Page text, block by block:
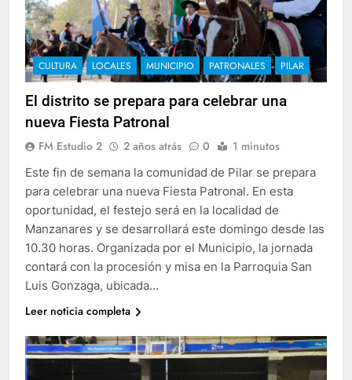
CULTURA LOCALES MUNICIPIO PATRONALES PILAR
El distrito se prepara para celebrar una
nueva Fiesta Patronal
FM Estudio 2 2 años atrás 0 1 minutos
Este fin de semana la comunidad de Pilar se prepara
para celebrar una nueva Fiesta Patronal. En esta
oportunidad, el festejo será en la localidad de
Manzanares y se desarrollará este domingo desde las
10.30 horas. Organizada por el Municipio, la jornada
contará con la procesión y misa en la Parroquia San
Luis Gonzaga, ubicada…
Leer noticia completa